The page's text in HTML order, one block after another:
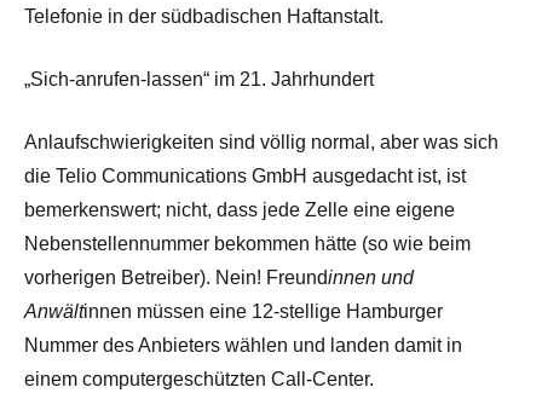
Telefonie in der südbadischen Haftanstalt.
„Sich-anrufen-lassen“ im 21. Jahrhundert
Anlaufschwierigkeiten sind völlig normal, aber was sich
die Telio Communications GmbH ausgedacht ist, ist
bemerkenswert; nicht, dass jede Zelle eine eigene
Nebenstellennummer bekommen hätte (so wie beim
vorherigen Betreiber). Nein! Freundinnen und
Anwältinnen müssen eine 12-stellige Hamburger
Nummer des Anbieters wählen und landen damit in
einem computergeschützten Call-Center.